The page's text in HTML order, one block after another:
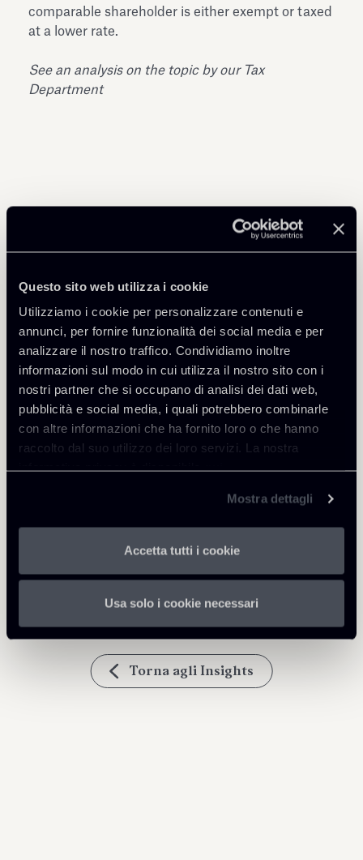
Questo sito web utilizza i cookie
Utilizziamo i cookie per personalizzare contenuti e
annunci, per fornire funzionalità dei social media e per
analizzare il nostro traffico. Condividiamo inoltre
informazioni sul modo in cui utilizza il nostro sito con i
nostri partner che si occupano di analisi dei dati web,
pubblicità e social media, i quali potrebbero combinarle
con altre informazioni che ha fornito loro o che hanno
raccolto dal suo utilizzo dei loro servizi. La nostra
informativa privacy è disponibilequi.
Mostra dettagli
Accetta tutti i cookie
Usa solo i cookie necessari
Approfondisci
Scarica Allegati
180 Kb
comparable shareholder is either exempt or taxed
at a lower rate.
See an analysis on the topic by our Tax
Department
Torna agli Insights